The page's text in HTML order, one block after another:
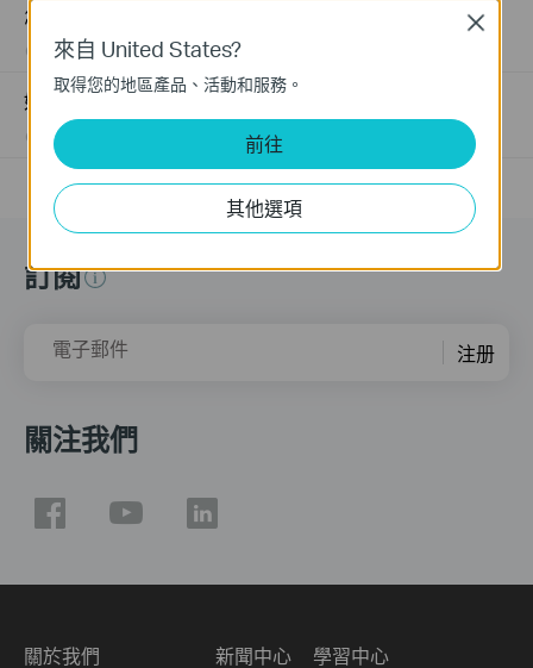
怎麼看TP-Link產品的序號?
11-15-2017 489173views
如何查看 TP-Link 產品的硬體版本？
11-04-2011 views
訂閱
電子郵件 注册
關注我們
關於我們 新聞中心 學習中心
來自 United States?
取得您的地區產品、活動和服務。
前往
其他選項
Close